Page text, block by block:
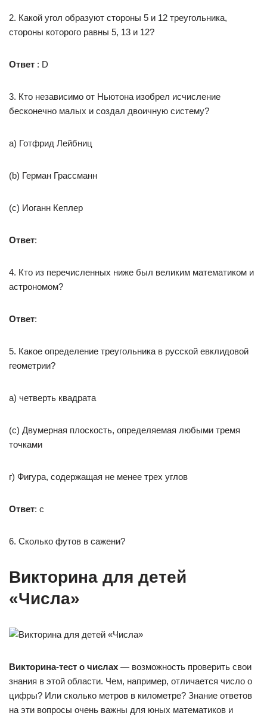
2. Какой угол образуют стороны 5 и 12 треугольника,
стороны которого равны 5, 13 и 12?
Ответ : D
3. Кто независимо от Ньютона изобрел исчисление
бесконечно малых и создал двоичную систему?
а) Готфрид Лейбниц
(b) Герман Грассманн
(с) Иоганн Кеплер
Ответ:
4. Кто из перечисленных ниже был великим математиком и
астрономом?
Ответ:
5. Какое определение треугольника в русской евклидовой
геометрии?
а) четверть квадрата
(c) Двумерная плоскость, определяемая любыми тремя
точками
г) Фигура, содержащая не менее трех углов
Ответ: c
6. Сколько футов в сажени?
Викторина для детей
«Числа»
Викторина-тест о числах — возможность проверить свои
знания в этой области. Чем, например, отличается число о
цифры? Или сколько метров в километре? Знание ответов
на эти вопросы очень важны для юных математиков и